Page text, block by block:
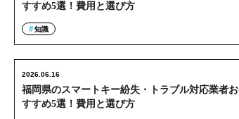
すすめ5選！費用と選び方
知識
福岡県のスマートキー紛失・トラブル対応業者お
すすめ5選！費用と選び方
2026.06.16